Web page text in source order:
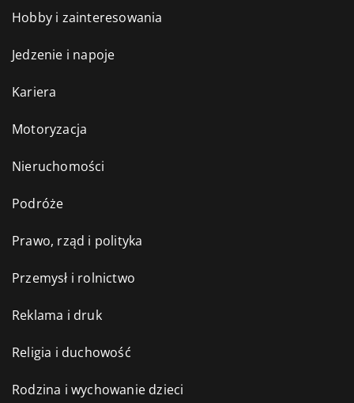
Hobby i zainteresowania
Jedzenie i napoje
Kariera
Motoryzacja
Nieruchomości
Podróże
Prawo, rząd i polityka
Przemysł i rolnictwo
Reklama i druk
Religia i duchowość
Rodzina i wychowanie dzieci